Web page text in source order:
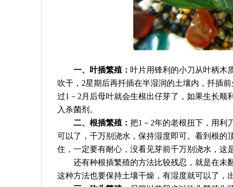
一、叶插繁殖： 叶片用锋利的小刀从叶柄木
吹干，2星期后再扦插在半湿润的土壤内，扦插
过1－2月后母叶就会生根出仔芽了，如果生长顺
入杀菌剂。
二、根插繁殖： 把1－2年的老根扭下，用利
可以了，千万别浇水，保持湿度即可。看到根的
住，一定要有耐心，没看见芽前千万别浇水，这
还有种根插繁殖的方法比较残忍，就是在未
这种方法也要保持土壤干燥，有湿度就可以了，